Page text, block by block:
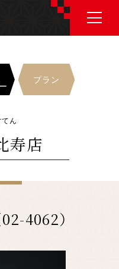
サイト
プラン
てん
寿店
4062）